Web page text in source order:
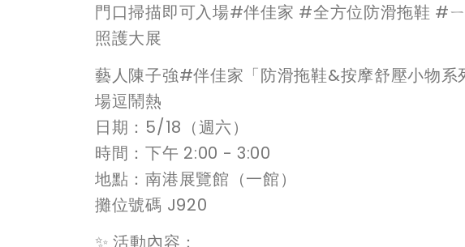
門口掃描即可入場#伴佳家 #全方位防滑拖鞋 #
照護大展
藝人陳子強#伴佳家「防滑拖鞋&按摩舒壓小物
場逗鬧熱
日期：5/18（週六）
時間：下午 2:00 - 3:00
地點：南港展覽館（一館）
攤位號碼 J920